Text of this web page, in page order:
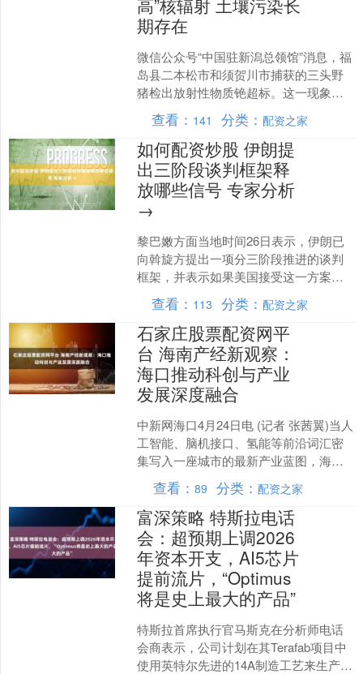
高”核辐射 土壤污染长
期存在
微信公众号“中国驻新潟总领馆”消息，福
岛县二本松市和须贺川市捕获的三头野
猪检出放射性物质铯超标。这一现象与
2011年福岛核事故有关，土壤中至今仍
残存着铯等放射性....
查看： 141 分类：配资之家
如何配资炒股 伊朗提
出三阶段谈判框架释
放哪些信号 专家分析
→
黎巴嫩方面当地时间26日表示，伊朗已
向斡旋方提出一项分三阶段推进的谈判
框架，并表示如果美国接受这一方案，
谈判即可恢复。伊朗提出分三阶段推进
的谈判框架与之前是否有....
查看： 113 分类：配资之家
石家庄股票配资网平
台 海南产经新观察：
海口推动科创与产业
发展深度融合
中新网海口4月24日电 (记者 张茜翼)当人
工智能、脑机接口、氢能等前沿词汇密
集写入一座城市的最新产业蓝图，海口
正在下一盘怎样的棋？ 24日在海口举办
的《环海南....
查看：89 分类：配资之家
富深策略 特斯拉电话
会：超预期上调2026
年资本开支，AI5芯片
提前流片，“Optimus
将是史上最大的产品”
特斯拉首席执行官马斯克在分析师电话
会商表示，公司计划在其Terafab项目中
使用英特尔先进的14A制造工艺来生产芯